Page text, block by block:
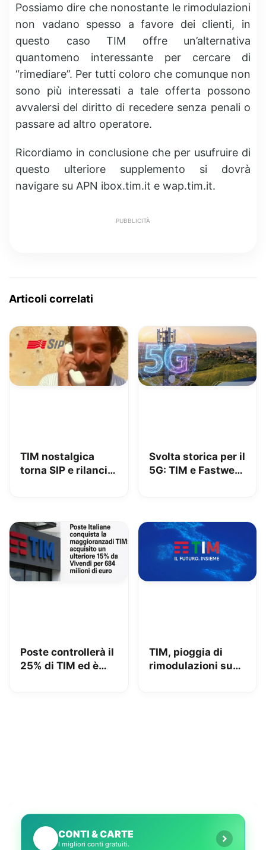
Possiamo dire che nonostante le rimodulazioni
non vadano spesso a favore dei clienti, in
questo caso TIM offre un’alternativa
quantomeno interessante per cercare di
“rimediare”. Per tutti coloro che comunque non
sono più interessati a tale offerta possono
avvalersi del diritto di recedere senza penali o
passare ad altro operatore.
Ricordiamo in conclusione che per usufruire di
questo ulteriore supplemento si dovrà
navigare su APN ibox.tim.it e wap.tim.it.
PUBBLICITÀ
Articoli correlati
TIM nostalgica
torna SIP e rilancia
Svolta storica per il
5G: TIM e Fastweb
senza segnale
Poste controllerà il
25% di TIM ed è
TIM, pioggia di
rimodulazioni su
CONTI & CARTE
I migliori conti gratuiti.